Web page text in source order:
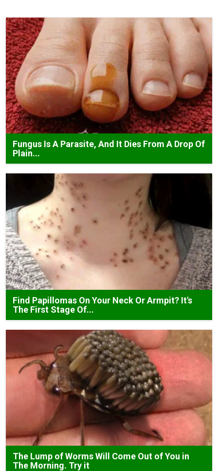
Fungus Is A Parasite, And It Dies From A Drop Of
Plain...
Find Papillomas On Your Neck Or Armpit? It's
The First Stage Of...
The Lump of Worms Will Come Out of You in
The Morning. Try it